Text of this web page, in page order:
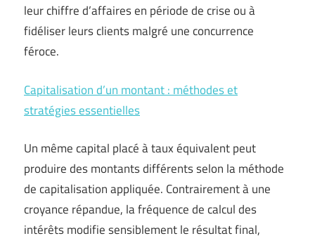
leur chiffre d’affaires en période de crise ou à
fidéliser leurs clients malgré une concurrence
féroce.
Capitalisation d’un montant : méthodes et
stratégies essentielles
Un même capital placé à taux équivalent peut
produire des montants différents selon la méthode
de capitalisation appliquée. Contrairement à une
croyance répandue, la fréquence de calcul des
intérêts modifie sensiblement le résultat final,